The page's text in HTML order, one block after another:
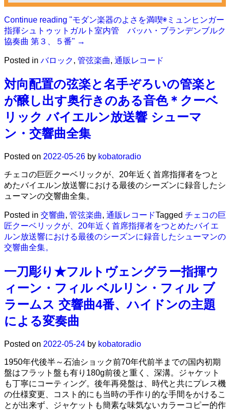
Continue reading "モダン楽器のよさを満喫◉ミュンヒンガー
指揮シュトゥットガルト室内管 バッハ・ブランデンブルク
協奏曲 第３、５番" →
Posted in バロック, 管弦楽曲, 通販レコード
対向配置の弦楽と名手ぞろいの管楽と
が醸し出す奥行きのある音色＊クーベ
リック バイエルン放送響 シューマ
ン・交響曲全集
Posted on 2022-05-26 by kobatoradio
チェコの巨匠クーベリックが、20年近く首席指揮者をつと
めたバイエルン放送響における最後のシーズンに録音したシ
ューマンの交響曲全集。
Posted in 交響曲, 管弦楽曲, 通販レコードTagged チェコの巨
匠クーベリックが、20年近く首席指揮者をつとめたバイエ
ルン放送響における最後のシーズンに録音したシューマンの
交響曲全集。
一刀彫り★フルトヴェングラー指揮ウ
ィーン・フィル ベルリン・フィル ブ
ラームス 交響曲4番、ハイドンの主題
による変奏曲
Posted on 2022-05-24 by kobatoradio
1950年代後半～石油ショック前70年代前半までの国内初期
盤はフラット盤も有り180g前後と重く、深溝。ジャケット
も丁寧にコーティング。後年再発盤は、時代と共にプレス機
の仕様変更、コスト的にも当時の手作り的な手間をかけるこ
とが出来ず、ジャケットも簡素な味気ないカラーコピー的作